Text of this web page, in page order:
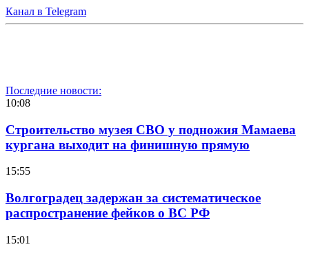
Канал в Telegram
Последние новости:
10:08
Строительство музея СВО у подножия Мамаева
кургана выходит на финишную прямую
15:55
Волгоградец задержан за систематическое
распространение фейков о ВС РФ
15:01